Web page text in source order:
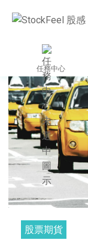
任務中心
股票期貨